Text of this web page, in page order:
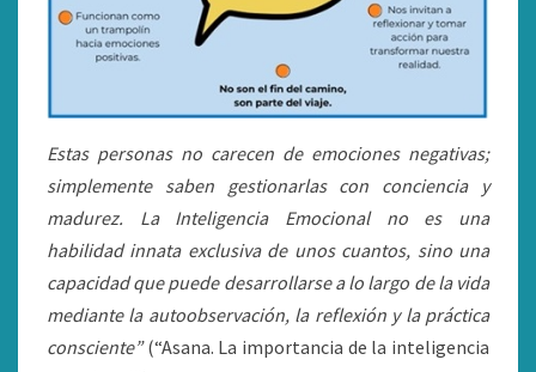
Estas personas no carecen de emociones negativas;
simplemente saben gestionarlas con conciencia y
madurez. La Inteligencia Emocional no es una
habilidad innata exclusiva de unos cuantos, sino una
capacidad que puede desarrollarse a lo largo de la vida
mediante la autoobservación, la reflexión y la práctica
consciente”(“Asana. La importancia de la inteligencia